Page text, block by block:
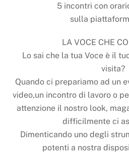
5 incontri con
sulla
LA VOCE CHE
Lo sai che la tua Voce è il
visita?
Quando ci prepariamo ad un
video,un incontro di lavoro o
attenzione il nostro look,
difficilmente ci
Dimenticando uno degli
potenti a nostra